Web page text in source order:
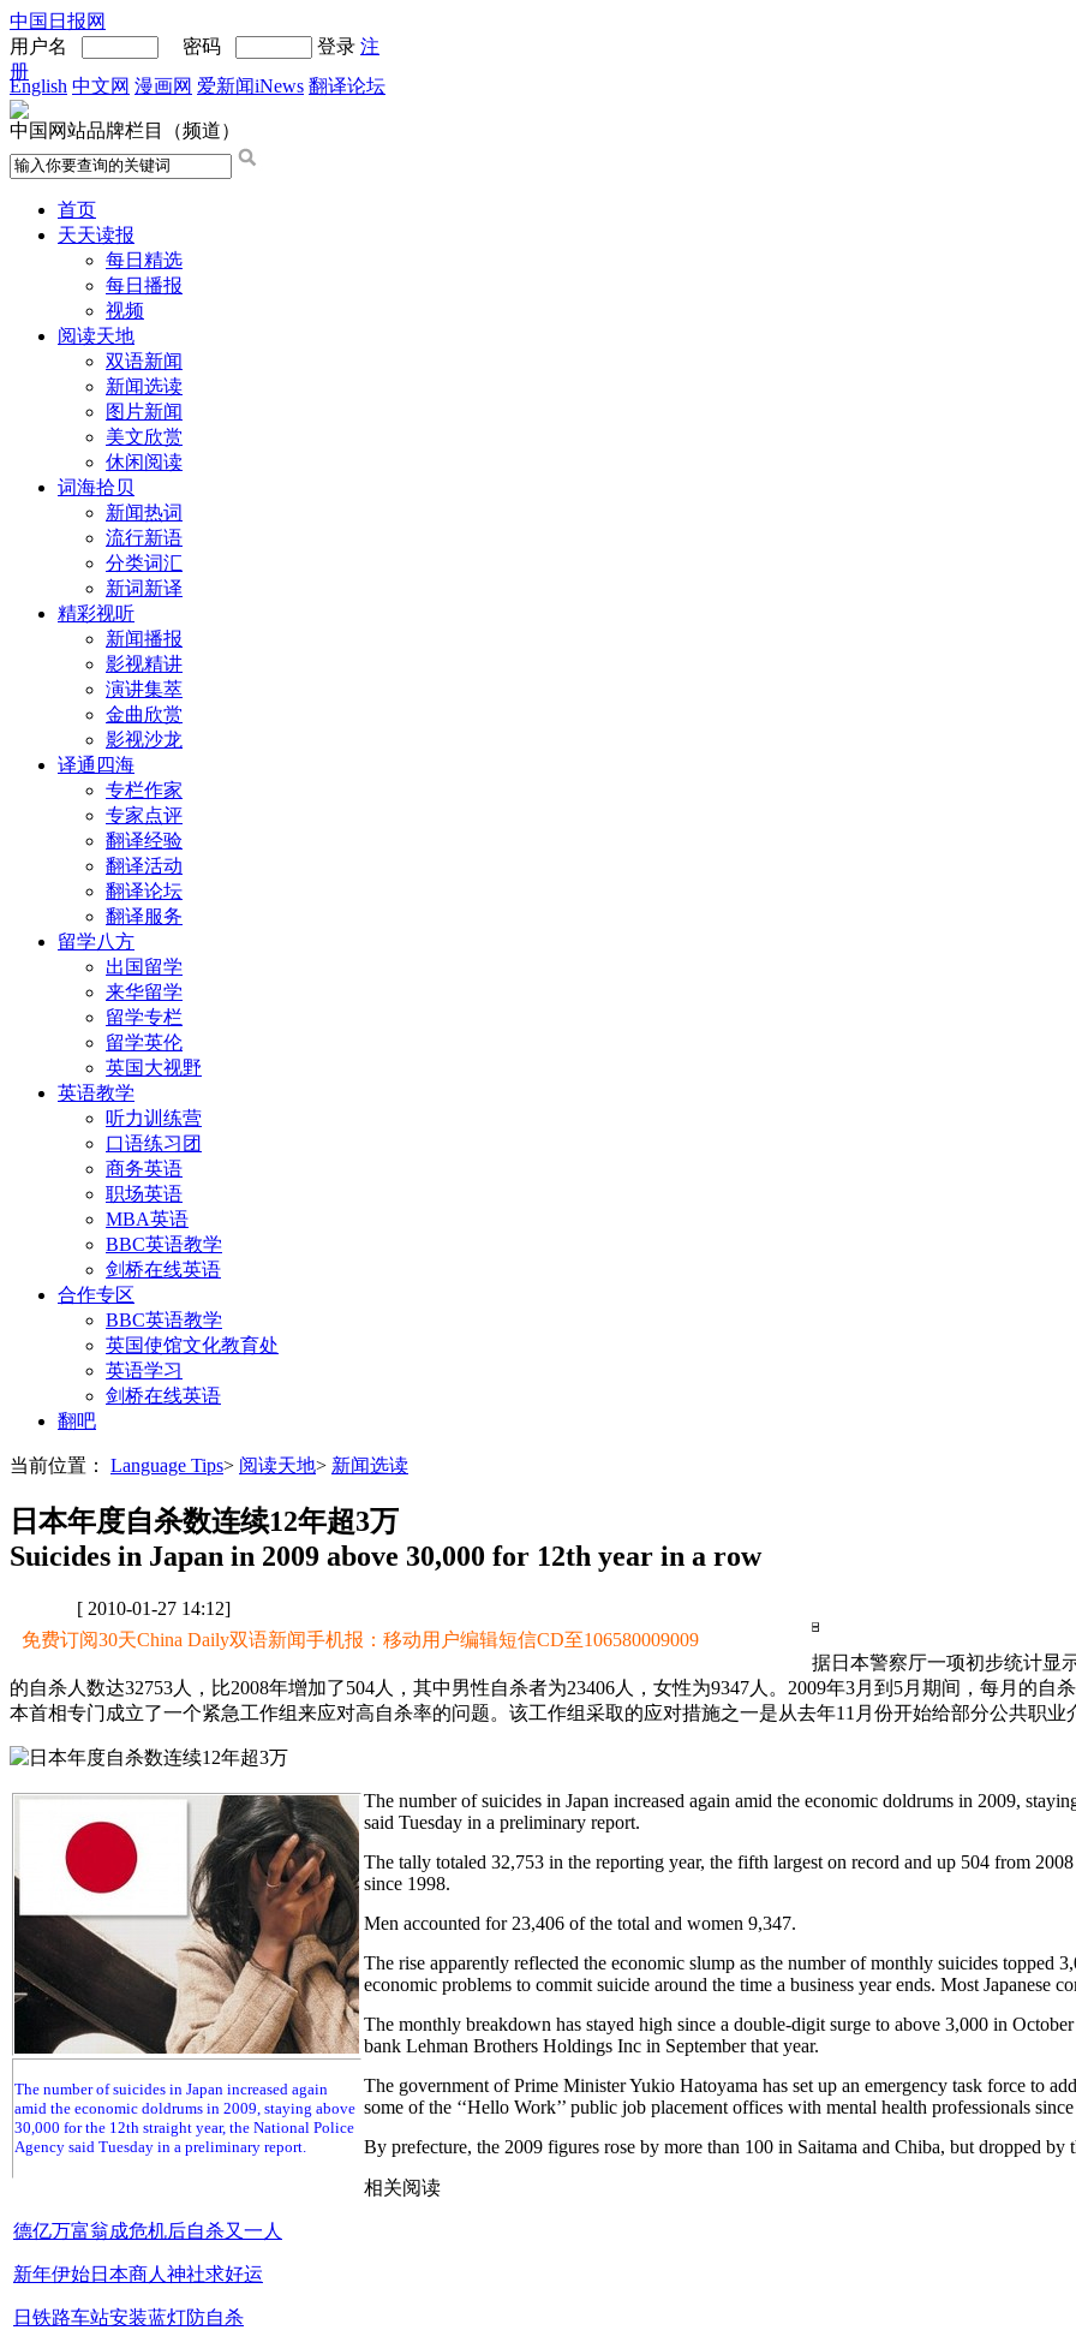
中国日报网
用户名
密码 登录 注
册
English 中文网 漫画网 爱新闻iNews 翻译论坛
中国网站品牌栏目（频道）
首页
天天读报
每日精选
每日播报
视频
阅读天地
双语新闻
新闻选读
图片新闻
美文欣赏
休闲阅读
词海拾贝
新闻热词
流行新语
分类词汇
新词新译
精彩视听
新闻播报
影视精讲
演讲集萃
金曲欣赏
影视沙龙
译通四海
专栏作家
专家点评
翻译经验
翻译活动
翻译论坛
翻译服务
留学八方
出国留学
来华留学
留学专栏
留学英伦
英国大视野
英语教学
听力训练营
口语练习团
商务英语
职场英语
MBA英语
BBC英语教学
剑桥在线英语
合作专区
BBC英语教学
英国使馆文化教育处
英语学习
剑桥在线英语
翻吧
当前位置： Language Tips> 阅读天地> 新闻选读
日本年度自杀数连续12年超3万
Suicides in Japan in 2009 above 30,000 for 12th year in a row
[ 2010-01-27 14:12]
免费订阅30天China Daily双语新闻手机报：移动用户编辑短信CD至106580009009
据日本警察厅一项初步统计显
的自杀人数达32753人，比2008年增加了504人，其中男性自杀者为23406人，女性为9347人。2009年3月到5月期间，每月的
本首相专门成立了一个紧急工作组来应对高自杀率的问题。该工作组采取的应对措施之一是从去年11月份开始给部分公共职业
The number of suicides in Japan increased again
amid the economic doldrums in 2009, staying above
30,000 for the 12th straight year, the National Police
Agency said Tuesday in a preliminary report.
The number of suicides in Japan increased again amid the economic doldrums in 2009,
said Tuesday in a preliminary report.
The tally totaled 32,753 in the reporting year, the fifth largest on record and up 504 from
since 1998.
Men accounted for 23,406 of the total and women 9,347.
The rise apparently reflected the economic slump as the number of monthly suicides
economic problems to commit suicide around the time a business year ends. Most Japanese
The monthly breakdown has stayed high since a double-digit surge to above 3,000 in
bank Lehman Brothers Holdings Inc in September that year.
The government of Prime Minister Yukio Hatoyama has set up an emergency task force to
some of the ‘‘Hello Work’’ public job placement offices with mental health professionals
By prefecture, the 2009 figures rose by more than 100 in Saitama and Chiba, but dropped
相关阅读
德亿万富翁成危机后自杀又一人
新年伊始日本商人神社求好运
日铁路车站安装蓝灯防自杀